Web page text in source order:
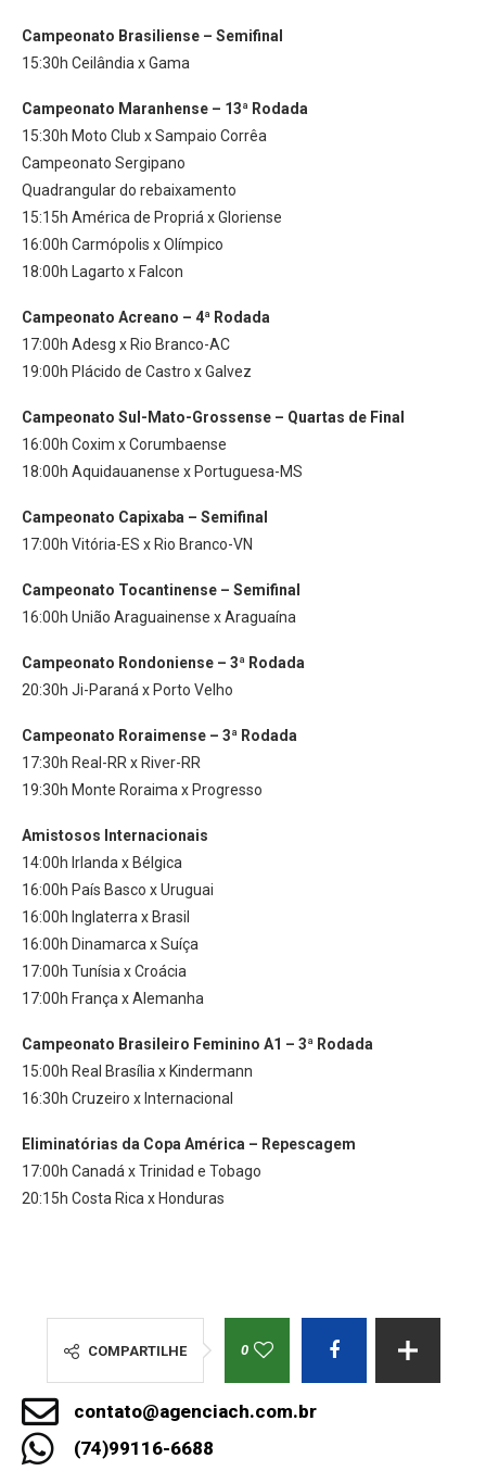
Campeonato Brasiliense – Semifinal
15:30h Ceilândia x Gama
Campeonato Maranhense – 13ª Rodada
15:30h Moto Club x Sampaio Corrêa
Campeonato Sergipano
Quadrangular do rebaixamento
15:15h América de Propriá x Gloriense
16:00h Carmópolis x Olímpico
18:00h Lagarto x Falcon
Campeonato Acreano – 4ª Rodada
17:00h Adesg x Rio Branco-AC
19:00h Plácido de Castro x Galvez
Campeonato Sul-Mato-Grossense – Quartas de Final
16:00h Coxim x Corumbaense
18:00h Aquidauanense x Portuguesa-MS
Campeonato Capixaba – Semifinal
17:00h Vitória-ES x Rio Branco-VN
Campeonato Tocantinense – Semifinal
16:00h União Araguainense x Araguaína
Campeonato Rondoniense – 3ª Rodada
20:30h Ji-Paraná x Porto Velho
Campeonato Roraimense – 3ª Rodada
17:30h Real-RR x River-RR
19:30h Monte Roraima x Progresso
Amistosos Internacionais
14:00h Irlanda x Bélgica
16:00h País Basco x Uruguai
16:00h Inglaterra x Brasil
16:00h Dinamarca x Suíça
17:00h Tunísia x Croácia
17:00h França x Alemanha
Campeonato Brasileiro Feminino A1 – 3ª Rodada
15:00h Real Brasília x Kindermann
16:30h Cruzeiro x Internacional
Eliminatórias da Copa América – Repescagem
17:00h Canadá x Trinidad e Tobago
20:15h Costa Rica x Honduras
COMPARTILHE 0
contato@agenciach.com.br
(74)99116-6688